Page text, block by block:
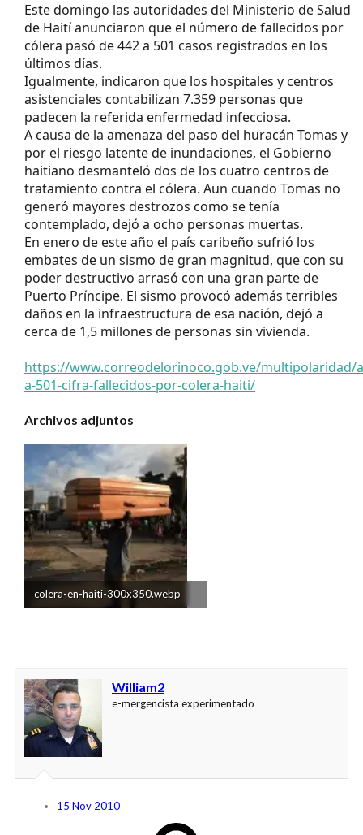
Este domingo las autoridades del Ministerio de Salud
de Haití anunciaron que el número de fallecidos por
cólera pasó de 442 a 501 casos registrados en los
últimos días.
Igualmente, indicaron que los hospitales y centros
asistenciales contabilizan 7.359 personas que
padecen la referida enfermedad infecciosa.
A causa de la amenaza del paso del huracán Tomas y
por el riesgo latente de inundaciones, el Gobierno
haitiano desmanteló dos de los cuatro centros de
tratamiento contra el cólera. Aun cuando Tomas no
generó mayores destrozos como se tenía
contemplado, dejó a ocho personas muertas.
En enero de este año el país caribeño sufrió los
embates de un sismo de gran magnitud, que con su
poder destructivo arrasó con una gran parte de
Puerto Príncipe. El sismo provocó además terribles
daños en la infraestructura de esa nación, dejó a
cerca de 1,5 millones de personas sin vivienda.
https://www.correodelorinoco.gob.ve/multipolaridad/
a-501-cifra-fallecidos-por-colera-haiti/
Archivos adjuntos
colera-en-haiti-300x350.webp
William2
e-mergencista experimentado
15 Nov 2010